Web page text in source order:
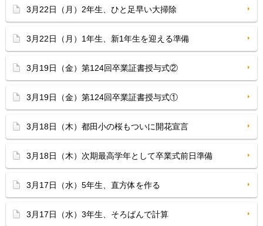
3月22日（月）2年生、ひと足早い大掃除
3月22日（月）1年生、新1年生を迎える準備
3月19日（金）第124回卒業証書授与式②
3月19日（金）第124回卒業証書授与式①
3月18日（木）都田小の桜もついに開花宣言
3月18日（木）次期最高学年として卒業式前日準備
3月17日（水）5年生、直方体を作る
3月17日（水）3年生、そろばんで計算